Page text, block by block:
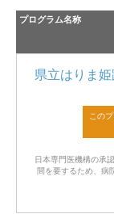
プログラム名称
県立はりま
日本専門医機構の承
間を要するため、病